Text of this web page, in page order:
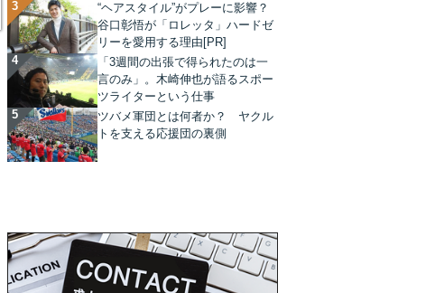
“ヘアスタイル”がプレーに影響？
谷口彰悟が「ロレッタ」ハードゼ
リーを愛用する理由[PR]
「3週間の出張で得られたのは一
言のみ」。木崎伸也が語るスポー
ツライターという仕事
ツバメ軍団とは何者か？ ヤクル
トを支える応援団の裏側